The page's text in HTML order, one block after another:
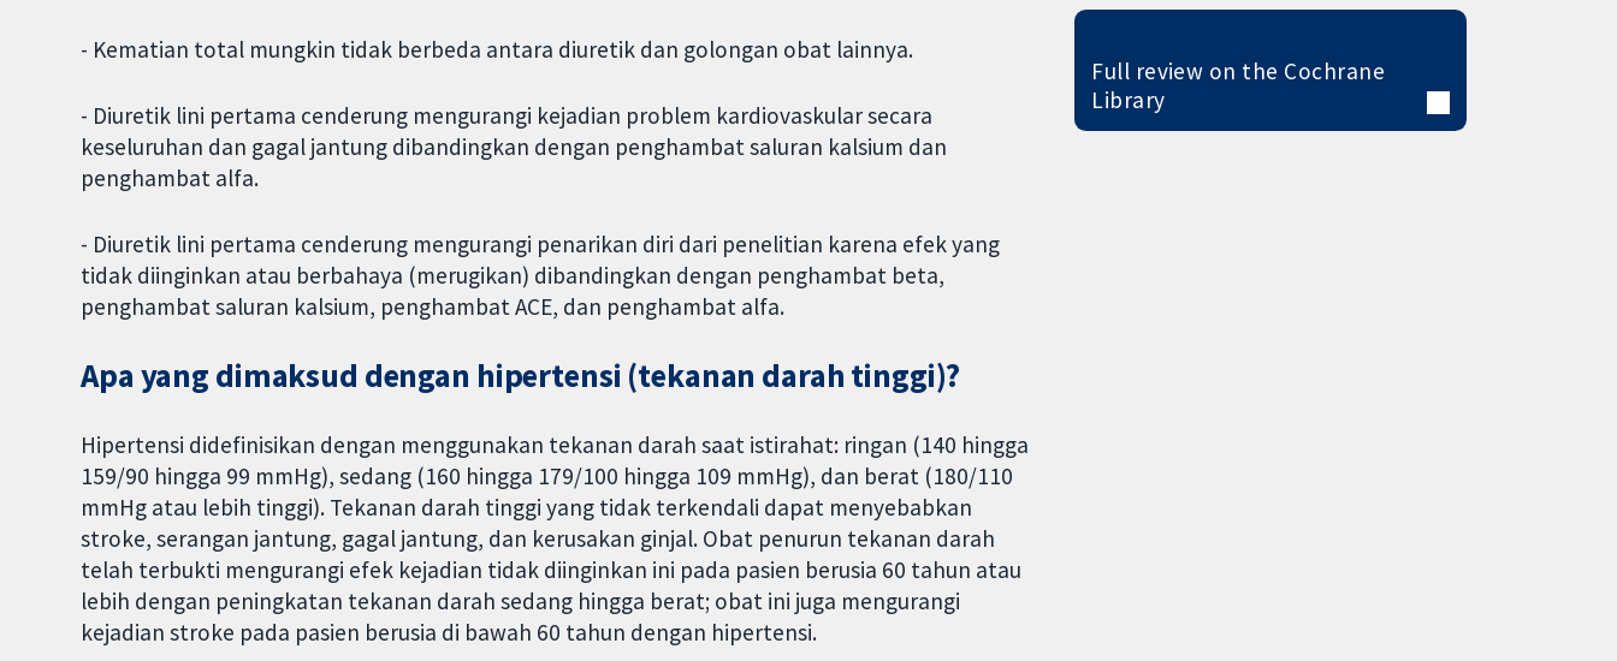
- Kematian total mungkin tidak berbeda antara diuretik dan golongan obat lainnya.
- Diuretik lini pertama cenderung mengurangi kejadian problem kardiovaskular secara
keseluruhan dan gagal jantung dibandingkan dengan penghambat saluran kalsium dan
penghambat alfa.
- Diuretik lini pertama cenderung mengurangi penarikan diri dari penelitian karena efek yang
tidak diinginkan atau berbahaya (merugikan) dibandingkan dengan penghambat beta,
penghambat saluran kalsium, penghambat ACE, dan penghambat alfa.
Apa yang dimaksud dengan hipertensi (tekanan darah tinggi)?
Hipertensi didefinisikan dengan menggunakan tekanan darah saat istirahat: ringan (140 hingga
159/90 hingga 99 mmHg), sedang (160 hingga 179/100 hingga 109 mmHg), dan berat (180/110
mmHg atau lebih tinggi). Tekanan darah tinggi yang tidak terkendali dapat menyebabkan
stroke, serangan jantung, gagal jantung, dan kerusakan ginjal. Obat penurun tekanan darah
telah terbukti mengurangi efek kejadian tidak diinginkan ini pada pasien berusia 60 tahun atau
lebih dengan peningkatan tekanan darah sedang hingga berat; obat ini juga mengurangi
kejadian stroke pada pasien berusia di bawah 60 tahun dengan hipertensi.
Full review on the Cochrane
Library